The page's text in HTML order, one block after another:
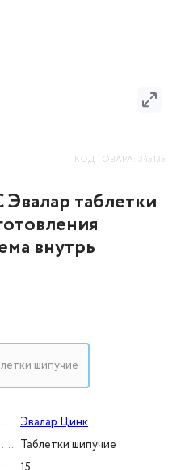
КОД ТОВАРА: 345135
таблетки
внутрь
Эвалар Цинк
Таблетки шипучие
15
шипучие